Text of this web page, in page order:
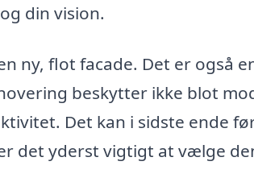
din vision.
ny, flot facade. Det er også
beskytter ikke blot
Det kan i sidste ende
det yderst vigtigt at vælge